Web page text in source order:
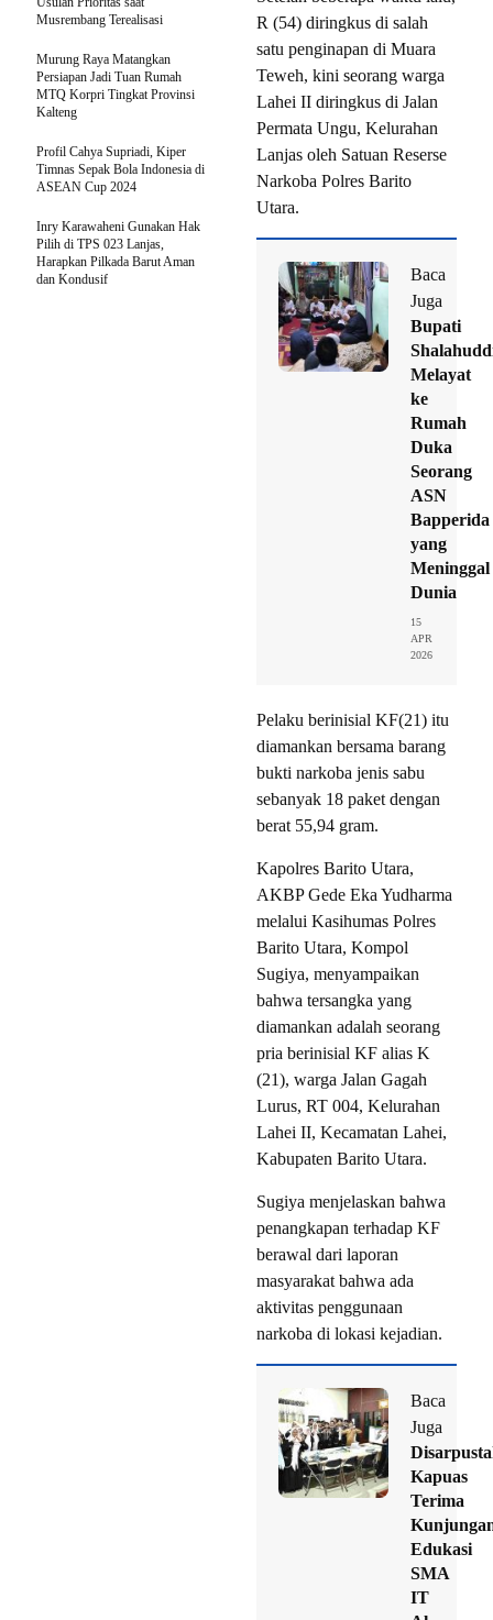
R (54) diringkus di salah
satu penginapan di Muara
Teweh, kini seorang warga
Lahei II diringkus di Jalan
Permata Ungu, Kelurahan
Lanjas oleh Satuan Reserse
Narkoba Polres Barito
Utara.
Baca
Juga
Bupati
Melayat
ke
Rumah
Duka
Seorang
ASN
Bapperida
yang
Meninggal
Dunia
15
APR
2026
Pelaku berinisial KF(21) itu
diamankan bersama barang
bukti narkoba jenis sabu
sebanyak 18 paket dengan
berat 55,94 gram.
Kapolres Barito Utara,
AKBP Gede Eka Yudharma
melalui Kasihumas Polres
Barito Utara, Kompol
Sugiya, menyampaikan
bahwa tersangka yang
diamankan adalah seorang
pria berinisial KF alias K
(21), warga Jalan Gagah
Lurus, RT 004, Kelurahan
Lahei II, Kecamatan Lahei,
Kabupaten Barito Utara.
Sugiya menjelaskan bahwa
penangkapan terhadap KF
berawal dari laporan
masyarakat bahwa ada
aktivitas penggunaan
narkoba di lokasi kejadian.
Baca
Juga
Kapuas
Terima
Edukasi
SMA
IT
Musrembang Terealisasi
Murung Raya Matangkan
Persiapan Jadi Tuan Rumah
MTQ Korpri Tingkat Provinsi
Kalteng
Profil Cahya Supriadi, Kiper
Timnas Sepak Bola Indonesia di
ASEAN Cup 2024
Inry Karawaheni Gunakan Hak
Pilih di TPS 023 Lanjas,
Harapkan Pilkada Barut Aman
dan Kondusif